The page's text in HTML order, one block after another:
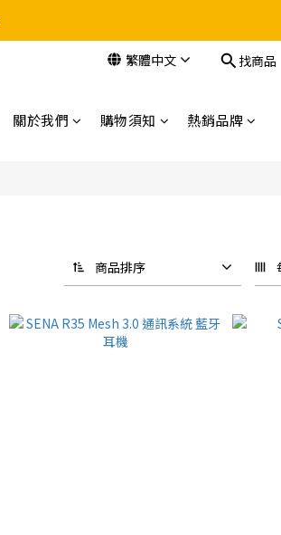
繁體中文 找商品
關於我們 購物須知 熱銷品牌
商品排序